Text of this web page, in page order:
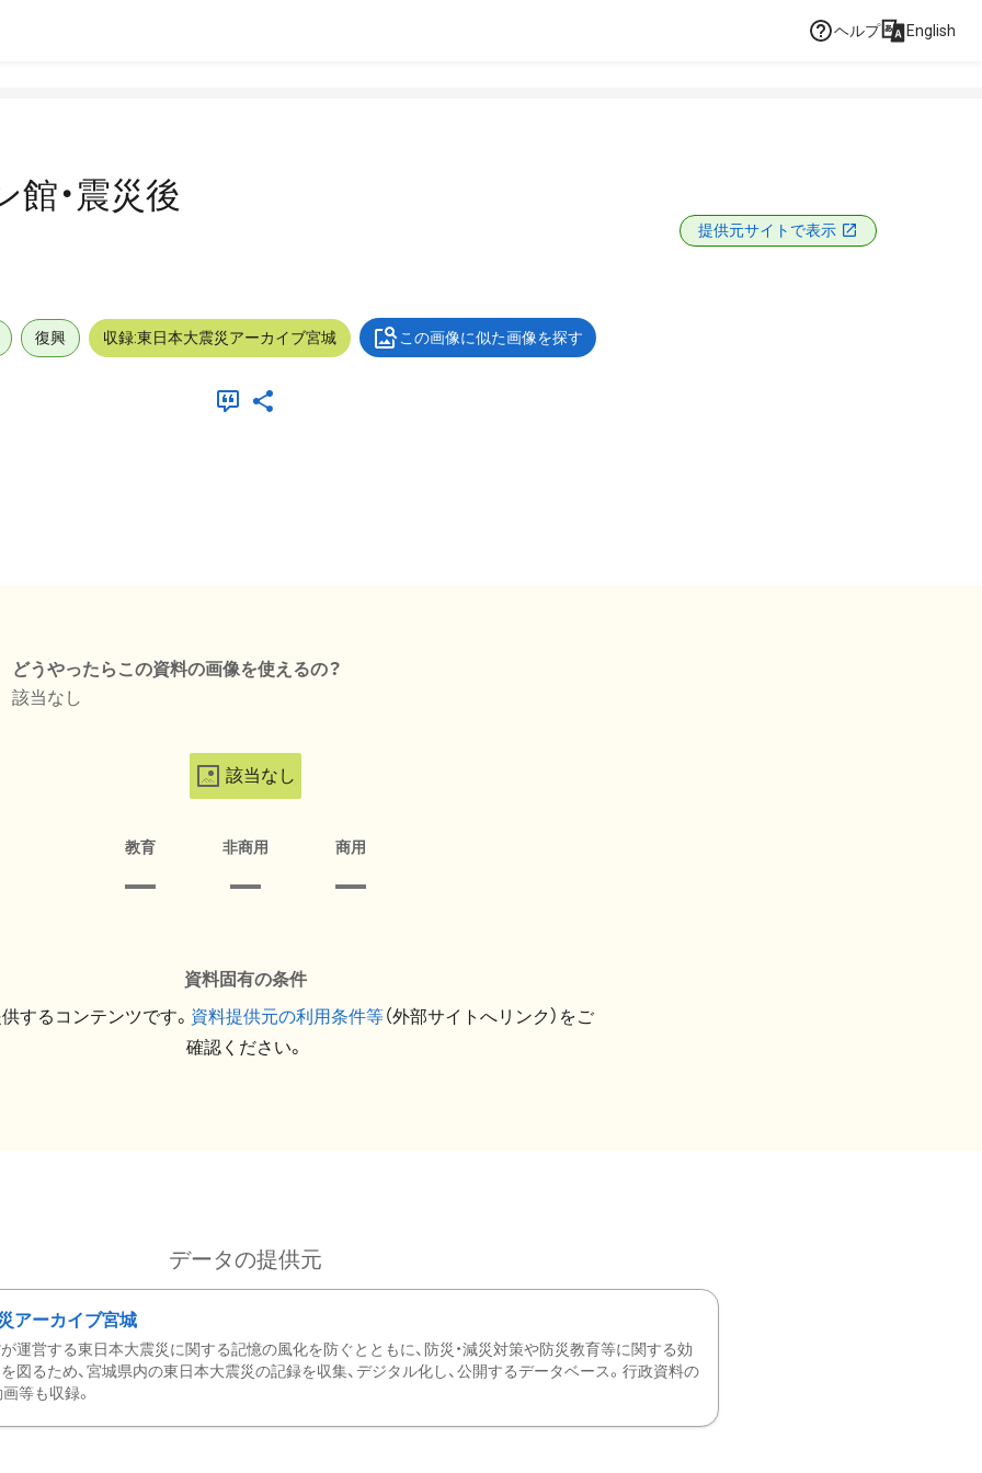
ヘルプ English
館・震災後
提供元サイトで表示
復興 収録:東日本大震災アーカイブ宮城 この画像に似た画像を探す
どうやったらこの資料の画像を使えるの？
該当なし
該当なし
教育 非商用 商用
資料固有の条件
するコンテンツです。 資料提供元の利用条件等（外部サイトへリンク）をご
確認ください。
データの提供元
アーカイブ宮城
運営する東日本大震災に関する記憶の風化を防ぐとともに、防災・減災対策や防災教育等に関する効
図るため、宮城県内の東日本大震災の記録を収集、デジタル化し、公開するデータベース。行政資料の
等も収録。